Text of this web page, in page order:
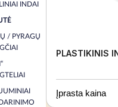
INDAI
/ PYRAGŲ
PLASTIKINIS
Įprasta kaina